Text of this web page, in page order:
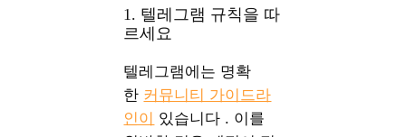
1. 텔레그램 규칙을 따
르세요
텔레그램에는 명확
한 커뮤니티 가이드라
인이 있습니다 . 이를